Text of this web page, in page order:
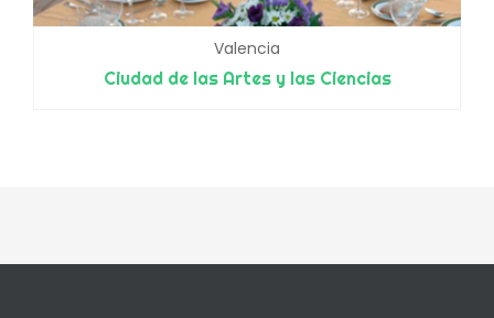
Valencia
Ciudad de las Artes y las Ciencias